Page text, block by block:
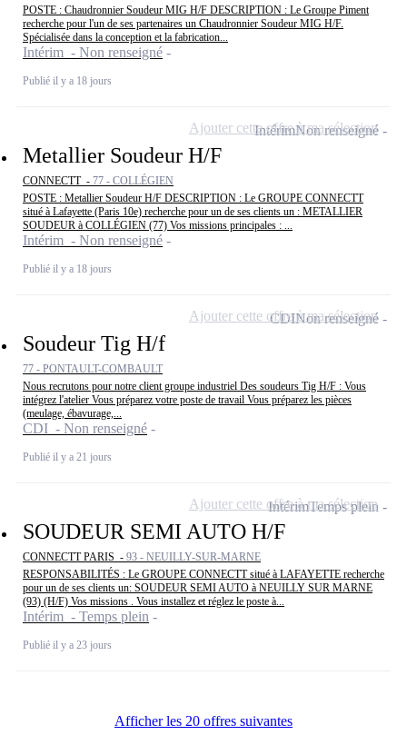
POSTE : Chaudronnier Soudeur MIG H/F DESCRIPTION : Le Groupe Piment
recherche pour l'un de ses partenaires un Chaudronnier Soudeur MIG H/F.
Spécialisée dans la conception et la fabrication...
Intérim - Non renseigné
Publié il y a 18 jours
Metallier Soudeur H/F
CONNECTT - 77 - COLLÉGIEN
POSTE : Metallier Soudeur H/F DESCRIPTION : Le GROUPE CONNECTT
situé à Lafayette (Paris 10e) recherche pour un de ses clients un : METALLIER
SOUDEUR à COLLÉGIEN (77) Vos missions principales : ...
Intérim - Non renseigné
Publié il y a 18 jours
IntérimNon renseigné
Ajouter cette offre à ma sélection
Soudeur Tig H/f
77 - PONTAULT-COMBAULT
Nous recrutons pour notre client groupe industriel Des soudeurs Tig H/F : Vous
intégrez l'atelier Vous préparez votre poste de travail Vous préparez les pièces
(meulage, ébavurage,...
CDI - Non renseigné
Publié il y a 21 jours
CDINon renseigné
Ajouter cette offre à ma sélection
SOUDEUR SEMI AUTO H/F
CONNECTT PARIS - 93 - NEUILLY-SUR-MARNE
RESPONSABILITÉS : Le GROUPE CONNECTT situé à LAFAYETTE recherche
pour un de ses clients un: SOUDEUR SEMI AUTO à NEUILLY SUR MARNE
(93) (H/F) Vos missions . Vous installez et réglez le poste à...
Intérim - Temps plein
Publié il y a 23 jours
IntérimTemps plein
Ajouter cette offre à ma sélection
Afficher les 20 offres suivantes